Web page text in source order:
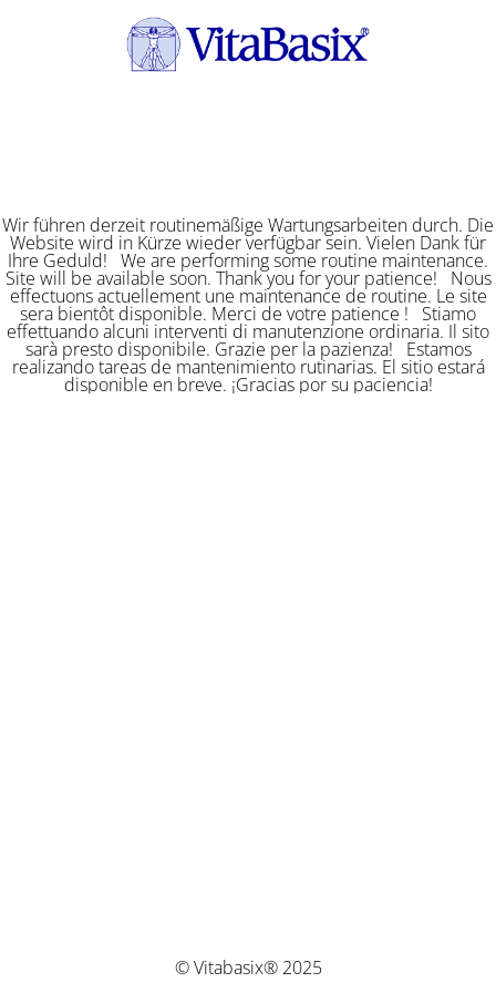
Wir führen derzeit routinemäßige Wartungsarbeiten durch. Die
Website wird in Kürze wieder verfügbar sein. Vielen Dank für
Ihre Geduld! We are performing some routine maintenance.
Site will be available soon. Thank you for your patience! Nous
effectuons actuellement une maintenance de routine. Le site
sera bientôt disponible. Merci de votre patience ! Stiamo
effettuando alcuni interventi di manutenzione ordinaria. Il sito
sarà presto disponibile. Grazie per la pazienza! Estamos
realizando tareas de mantenimiento rutinarias. El sitio estará
disponible en breve. ¡Gracias por su paciencia!
© Vitabasix® 2025